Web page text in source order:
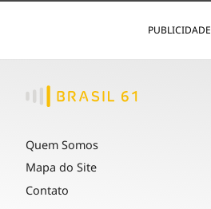
PUBLICIDADE
Quem Somos
Mapa do Site
Contato